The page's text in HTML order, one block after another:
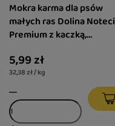
Mokra karma dla psów
małych ras Dolina Noteci
Premium z kaczką,
g
5,99 zł
32,38 zł / kg